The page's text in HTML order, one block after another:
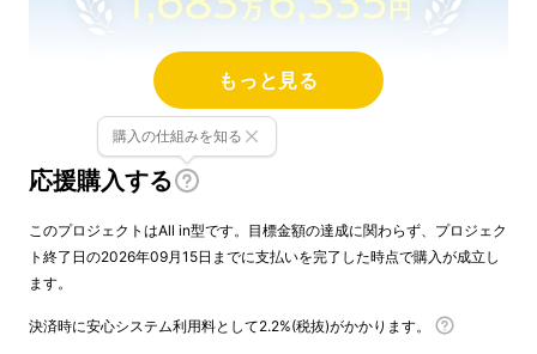
もっと見る
応援購入する
購入の仕組みを知る
このプロジェクトはAll in型です。目標金額の達成に関わらず、プロジェク
ト終了日の2026年09月15日までに支払いを完了した時点で購入が成立し
ます。
決済時に安心システム利用料として2.2%(税抜)がかかります。